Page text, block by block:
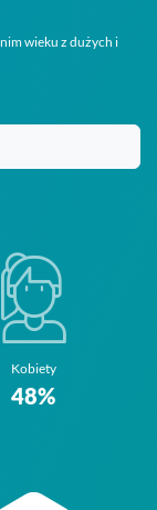
wieku z dużych i
Kobiety
48%